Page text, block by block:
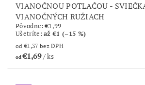
VIANOČNOU POTLAČOU -
VIANOČNÝCH RUŽIACH
Pôvodne:€1,99
Ušetríte:až €1 (–15 %)
od €1,37 bez DPH
od€1,69/ ks